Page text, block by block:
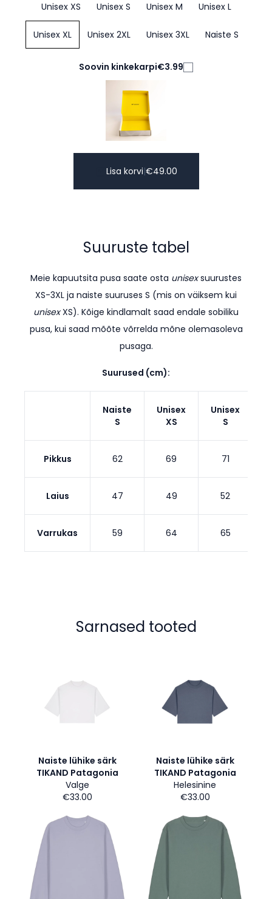
Unisex XS Unisex S Unisex M Unisex L
Unisex XL Unisex 2XL Unisex 3XL Naiste S
Soovin kinkekarpi€3.99
Lisa korvi|€49.00
Suuruste tabel
Meie kapuutsita pusa saate osta unisexsuurustes
XS-3XL ja naiste suuruses S (mis on väiksem kui
unisexXS). Kõige kindlamalt saad endale sobiliku
pusa, kui saad mõõte võrrelda mõne olemasoleva
pusaga.
Suurused (cm):
Naiste
S
Unisex
XS
Unisex
S
Pikkus 62 69 71
Laius 47 49 52
Varrukas 59 64 65
Sarnased tooted
Naiste lühike särk
TIKAND Patagonia
Valge
€33.00
Naiste lühike särk
TIKAND Patagonia
Helesinine
€33.00